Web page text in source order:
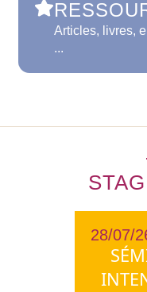
Articles, livres,
...
28/07/